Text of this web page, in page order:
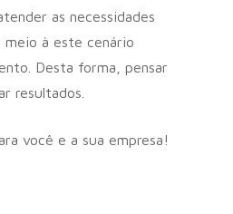
as necessidades
meio à este cenário
Desta forma, pensar
resultados.
você e a sua empresa!